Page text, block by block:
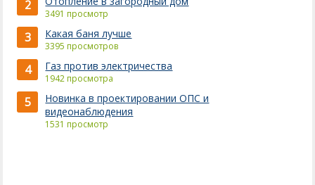
2
3491 просмотр
3 Какая баня лучше
3395 просмотров
4 Газ против электричества
1942 просмотра
5
Новинка в проектировании ОПС и
видеонаблюдения
1531 просмотр